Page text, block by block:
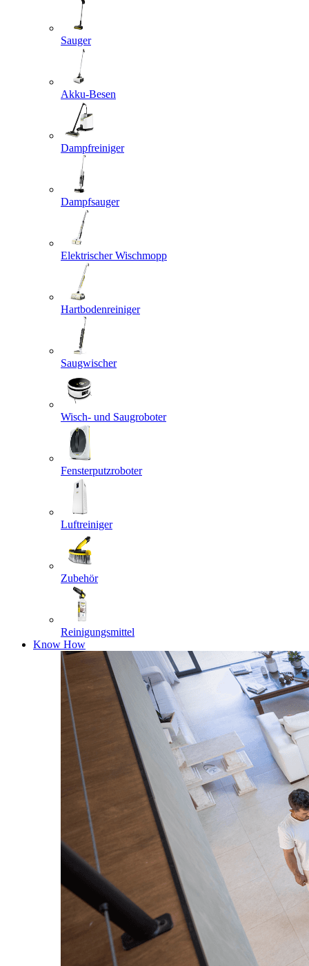
Sauger
Akku-Besen
Dampfreiniger
Dampfsauger
Elektrischer Wischmopp
Hartbodenreiniger
Saugwischer
Wisch- und Saugroboter
Fensterputzroboter
Luftreiniger
Zubehör
Reinigungsmittel
Know How